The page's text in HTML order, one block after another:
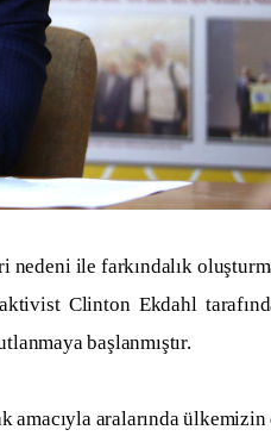
ile farkındalık
Clinton Ekdahl
başlanmıştır.
aralarında ülkemizin